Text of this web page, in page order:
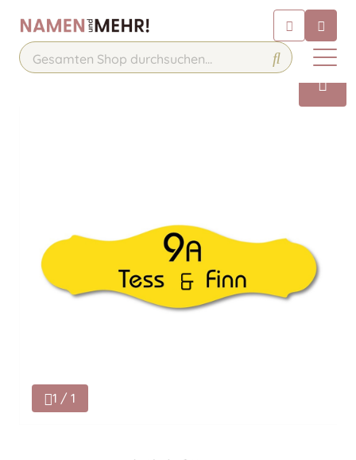
Chatten Sie 24/7 mit unserem
hilfreichen Chatbot
Kontakt
1 / 1